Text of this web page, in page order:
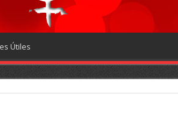
Útiles